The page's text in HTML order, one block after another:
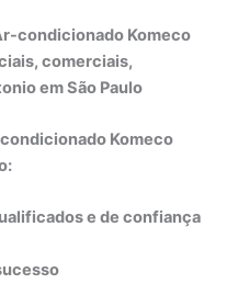
condicionado Komeco
comerciais,
em São Paulo
Komeco
e de confiança